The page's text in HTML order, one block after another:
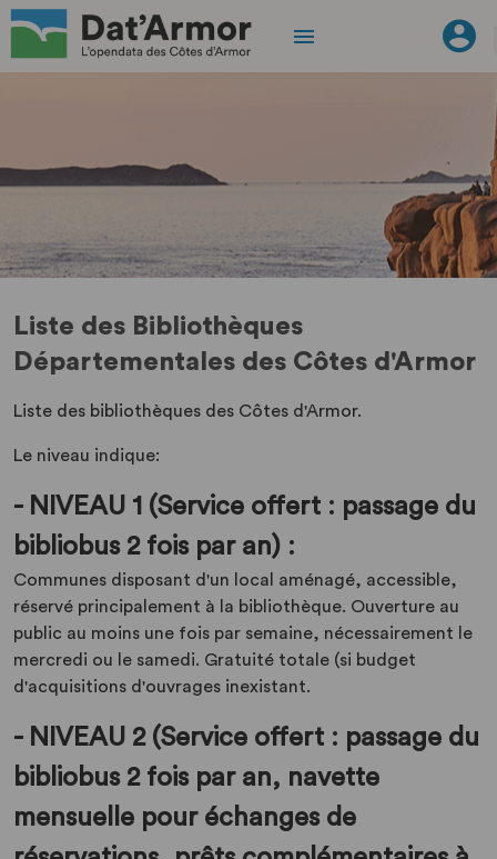
Liste des Bibliothèques
Départementales des Côtes d'Armor
Liste des bibliothèques des Côtes d'Armor.
Le niveau indique:
- NIVEAU 1 (Service offert : passage du
bibliobus 2 fois par an) :
Communes disposant d'un local aménagé, accessible,
réservé principalement à la bibliothèque. Ouverture au
public au moins une fois par semaine, nécessairement le
mercredi ou le samedi. Gratuité totale (si budget
d'acquisitions d'ouvrages inexistant.
- NIVEAU 2 (Service offert : passage du
bibliobus 2 fois par an, navette
mensuelle pour échanges de